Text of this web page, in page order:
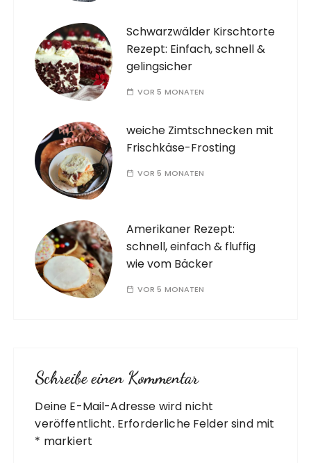
Schwarzwälder Kirschtorte
Rezept: Einfach, schnell &
gelingsicher
VOR 5 MONATEN
weiche Zimtschnecken mit
Frischkäse-Frosting
VOR 5 MONATEN
Amerikaner Rezept:
schnell, einfach & fluffig
wie vom Bäcker
VOR 5 MONATEN
Schreibe einen Kommentar
Deine E-Mail-Adresse wird nicht
veröffentlicht. Erforderliche Felder sind mit
* markiert
A
l
t